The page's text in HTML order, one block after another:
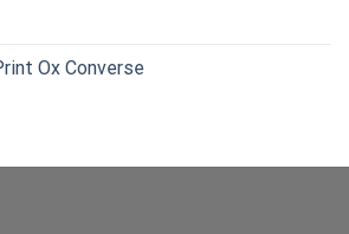
Ox Converse